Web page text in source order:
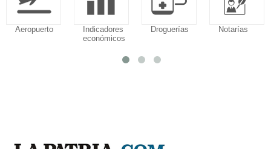
Aeropuerto
Indicadores
económicos
Droguerías Notarías